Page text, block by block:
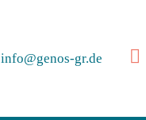
info@genos-gr.de